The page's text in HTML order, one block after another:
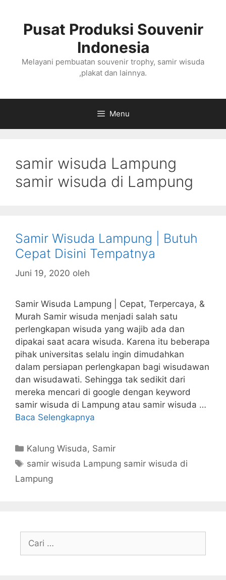
Pusat Produksi Souvenir
Indonesia
Melayani pembuatan souvenir trophy, samir wisuda
,plakat dan lainnya.
Menu
samir wisuda Lampung
samir wisuda di Lampung
Samir Wisuda Lampung | Butuh
Cepat Disini Tempatnya
Juni 19, 2020 oleh
Samir Wisuda Lampung | Cepat, Terpercaya, &
Murah Samir wisuda menjadi salah satu
perlengkapan wisuda yang wajib ada dan
dipakai saat acara wisuda. Karena itu beberapa
pihak universitas selalu ingin dimudahkan
dalam persiapan perlengkapan bagi wisudawan
dan wisudawati. Sehingga tak sedikit dari
mereka mencari di google dengan keyword
samir wisuda di Lampung atau samir wisuda …
Baca Selengkapnya
Kategori
Kalung Wisuda, Samir
Tag
samir wisuda Lampung samir wisuda di
Lampung
untuk: